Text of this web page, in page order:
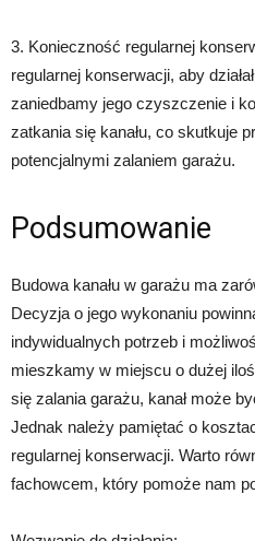
3. Konieczność regularnej
regularnej konserwacji, aby
zaniedbamy jego czyszczenie i
zatkania się kanału, co skutkuje
potencjalnymi zalaniem garażu.
Podsumowanie
Budowa kanału w garażu ma
Decyzja o jego wykonaniu
indywidualnych potrzeb i
mieszkamy w miejscu o dużej
się zalania garażu, kanał może
Jednak należy pamiętać o
regularnej konserwacji. Warto
fachowcem, który pomoże nam